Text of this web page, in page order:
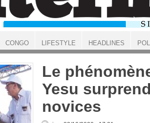
Le
Yesu
novices
CONGO LIFESTYLE HEADLINES